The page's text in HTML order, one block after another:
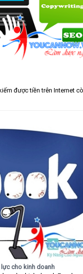
được tiền trên Internet
cho kinh doanh